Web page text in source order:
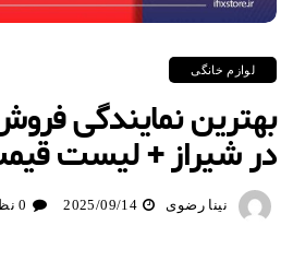
لوازم خانگی
بهترین نمایندگی
در شیراز + لیست
نینا رضوی 2025/09/14 0 نظر